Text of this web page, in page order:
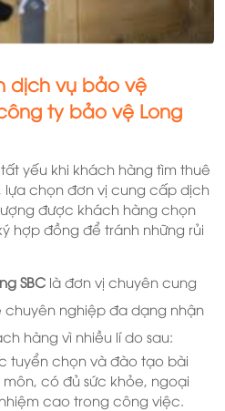
dịch vụ bảo vệ
ty bảo vệ Long
yếu khi khách hàng tìm thuê
lựa chọn đơn vị cung cấp dịch
được khách hàng chọn
hợp đồng để tránh những rủi
SBC là đơn vị chuyên cung
nghiệp đa dạng nhận
hàng vì nhiều lí do sau:
tuyển chọn và đào tạo bài
có đủ sức khỏe, ngoại
cao trong công việc.